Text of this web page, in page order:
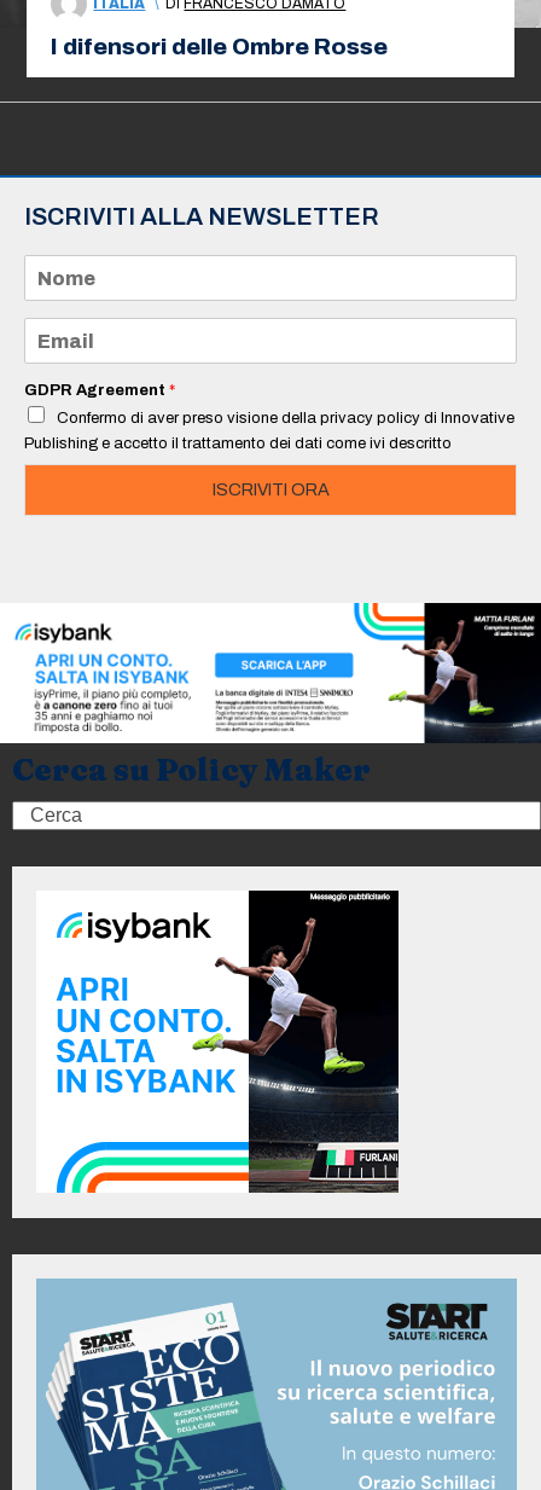
ITALIA \ DI FRANCESCO DAMATO
I difensori delle Ombre Rosse
ISCRIVITI ALLA NEWSLETTER
m
e
a
i
*
GDPR Agreement *
Confermo di aver preso visione della privacy policy di Innovative
Publishing e accetto il trattamento dei dati come ivi descritto
ISCRIVITI ORA
Cerca su Policy Maker
Search